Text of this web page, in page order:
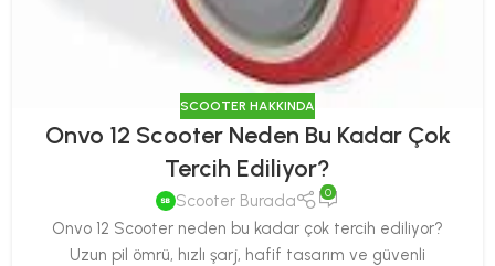
SCOOTER HAKKINDA
Onvo 12 Scooter Neden Bu Kadar Çok
Tercih Ediliyor?
Scooter Burada 0
Onvo 12 Scooter neden bu kadar çok tercih ediliyor?
Uzun pil ömrü, hızlı şarj, hafif tasarım ve güvenli